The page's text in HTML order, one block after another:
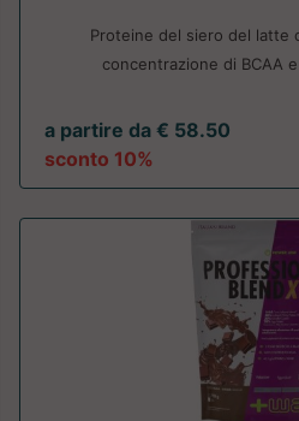
Proteine del siero del latte
concentrazione di BCAA
a partire da € 58.50
sconto 10%